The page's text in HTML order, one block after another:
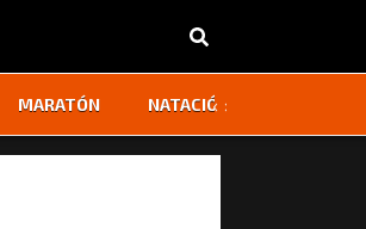
MARATÓN NATACIÓN
‹ ›